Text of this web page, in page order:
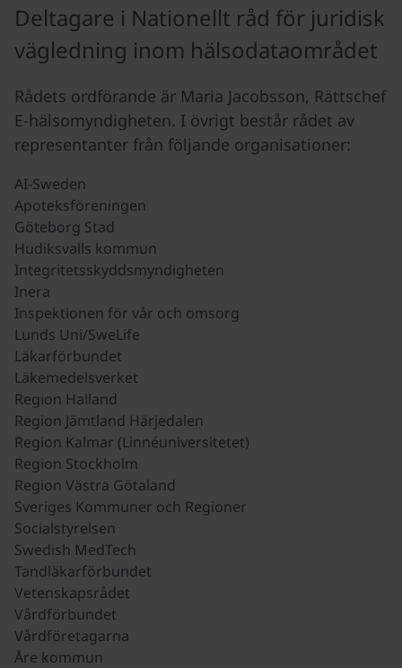
Deltagare i Nationellt råd för juridisk
vägledning inom hälsodataområdet
Rådets ordförande är Maria Jacobsson, Rättschef
E-hälsomyndigheten. I övrigt består rådet av
representanter från följande organisationer:
AI-Sweden
Apoteksföreningen
Göteborg Stad
Hudiksvalls kommun
Integritetsskyddsmyndigheten
Inera
Inspektionen för vår och omsorg
Lunds Uni/SweLife
Läkarförbundet
Läkemedelsverket
Region Halland
Region Jämtland Härjedalen
Region Kalmar (Linnéuniversitetet)
Region Stockholm
Region Västra Götaland
Sveriges Kommuner och Regioner
Socialstyrelsen
Swedish MedTech
Tandläkarförbundet
Vetenskapsrådet
Vårdförbundet
Vårdföretagarna
Åre kommun